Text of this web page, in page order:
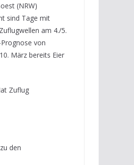
(NRW)
sind Tage mit
am 4./5.
von
März bereits Eier
Zuflug
den